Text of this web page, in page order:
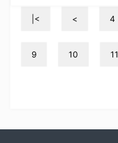
|< < 4
9 10 11